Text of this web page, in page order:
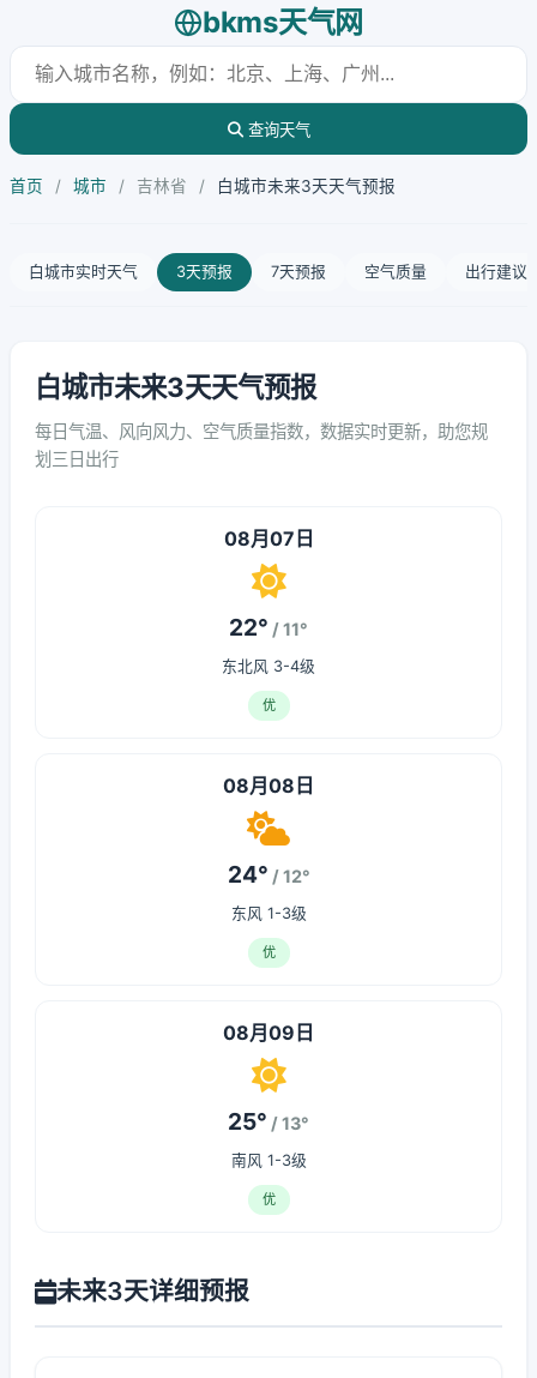
bkms天气网
查询天气
首页 / 城市 / 吉林省 / 白城市未来3天天气预报
白城市实时天气 3天预报 7天预报 空气质量 出行建议
白城市未来3天天气预报
每日气温、风向风力、空气质量指数，数据实时更新，助您规
划三日出行
08月07日
22° / 11°
东北风 3-4级
优
08月08日
24° / 12°
东风 1-3级
优
08月09日
25° / 13°
南风 1-3级
优
未来3天详细预报